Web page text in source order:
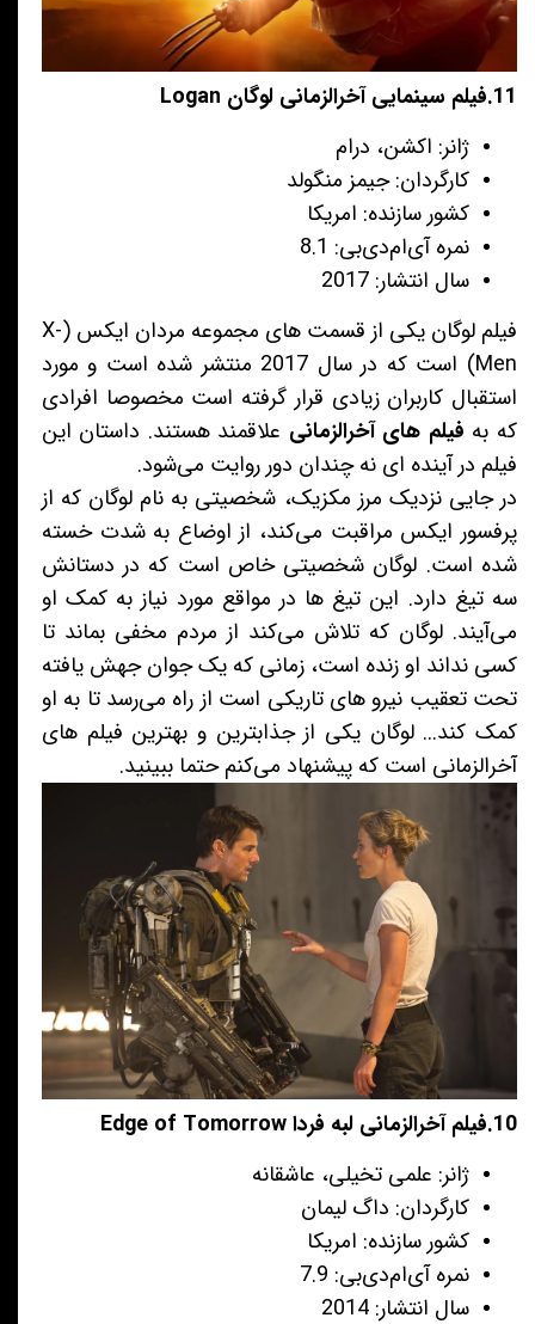
11.فیلم سینمایی آخرالزمانی لوگان Logan
ژانر: اکشن، درام
کارگردان: جیمز منگولد
کشور سازنده: امریکا
نمره آی‌ام‌دی‌بی: 8.1
سال انتشار: 2017
فیلم لوگان یکی از قسمت های مجموعه مردان ایکس (X-
Men) است که در سال 2017 منتشر شده است و مورد
استقبال کاربران زیادی قرار گرفته است مخصوصا افرادی
که به فیلم های آخرالزمانی علاقمند هستند. داستان این
فیلم در آینده ای نه چندان دور روایت می‌شود.
در جایی نزدیک مرز مکزیک، شخصیتی به نام لوگان که از
پرفسور ایکس مراقبت می‌کند، از اوضاع به شدت خسته
شده است. لوگان شخصیتی خاص است که در دستانش
سه تیغ دارد. این تیغ ها در مواقع مورد نیاز به کمک او
می‌آیند. لوگان که تلاش می‌کند از مردم مخفی بماند تا
کسی نداند او زنده است، زمانی که یک جوان جهش یافته
تحت تعقیب نیرو های تاریکی است از راه می‌رسد تا به او
کمک کند... لوگان یکی از جذابترین و بهترین فیلم های
آخرالزمانی است که پیشنهاد می‌کنم حتما ببینید.
10.فیلم آخرالزمانی لبه فردا Edge of Tomorrow
ژانر: علمی تخیلی، عاشقانه
کارگردان: داگ لیمان
کشور سازنده: امریکا
نمره آی‌ام‌دی‌بی: 7.9
سال انتشار: 2014